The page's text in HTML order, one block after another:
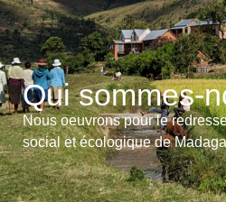
Qui sommes-
Nous oeuvrons pour le
social et écologique de